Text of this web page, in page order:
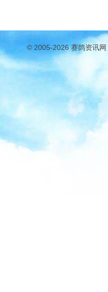
© 2005-2026赛鸽资讯网